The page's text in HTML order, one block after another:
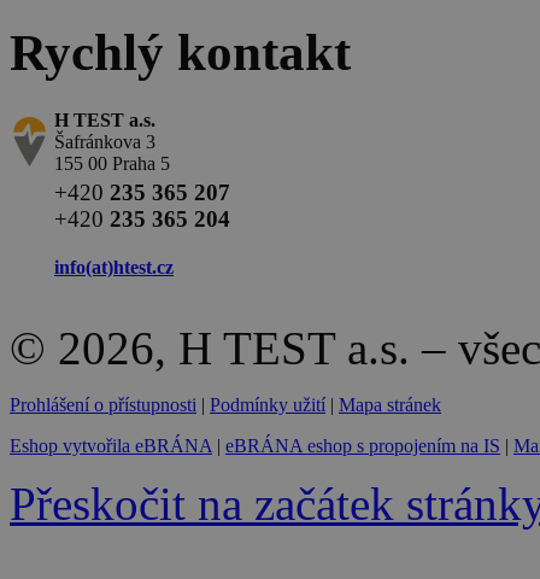
Rychlý kontakt
H TEST a.s.
Šafránkova 3
155 00 Praha 5
+420 235 365 207
+420 235 365 204
info(at)htest.cz
© 2026, H TEST a.s. –
Prohlášení o přístupnosti | Podmínky užití | Mapa stránek
Eshop vytvořila eBRÁNA | eBRÁNA eshop s propojením na IS |
Přeskočit na začátek